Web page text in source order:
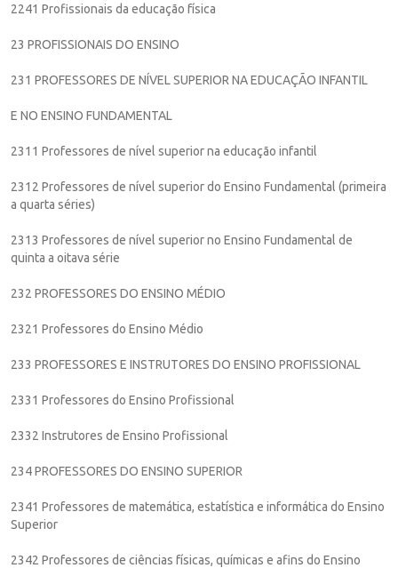
2241 Profissionais da educação física
23 PROFISSIONAIS DO ENSINO
231 PROFESSORES DE NÍVEL SUPERIOR NA EDUCAÇÃO INFANTIL
E NO ENSINO FUNDAMENTAL
2311 Professores de nível superior na educação infantil
2312 Professores de nível superior do Ensino Fundamental (primeira
a quarta séries)
2313 Professores de nível superior no Ensino Fundamental de
quinta a oitava série
232 PROFESSORES DO ENSINO MÉDIO
2321 Professores do Ensino Médio
233 PROFESSORES E INSTRUTORES DO ENSINO PROFISSIONAL
2331 Professores do Ensino Profissional
2332 Instrutores de Ensino Profissional
234 PROFESSORES DO ENSINO SUPERIOR
2341 Professores de matemática, estatística e informática do Ensino
Superior
2342 Professores de ciências físicas, químicas e afins do Ensino